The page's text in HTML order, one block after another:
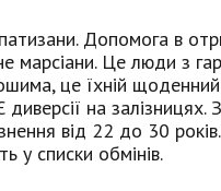
Допомога в
марсіани. Це люди з
це їхній щоденний
диверсії на залізницях.
від 22 до 30
у списки обмінів.